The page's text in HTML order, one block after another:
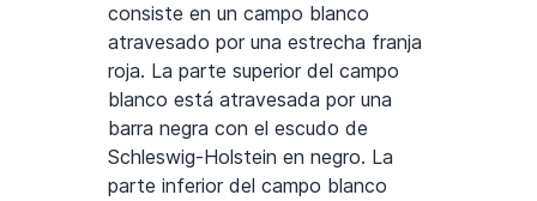
consiste en un campo blanco
atravesado por una estrecha franja
roja. La parte superior del campo
blanco está atravesada por una
barra negra con el escudo de
Schleswig-Holstein en negro. La
parte inferior del campo blanco